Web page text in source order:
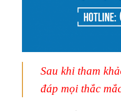
Sau khi tham
đáp mọi thắc